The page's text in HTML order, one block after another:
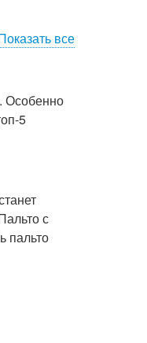
все
Особенно
5
с
пальто